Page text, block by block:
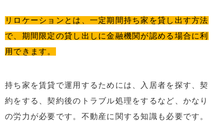
リロケーションとは、一定期間持ち家を貸し出す方法
で、期間限定の貸し出しに金融機関が認める場合に利
用できます。
持ち家を賃貸で運用するためには、入居者を探す、契
約をする、契約後のトラブル処理をするなど、かなり
の労力が必要です。不動産に関する知識も必要です。